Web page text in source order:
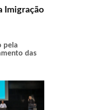
Imigração
pela
das